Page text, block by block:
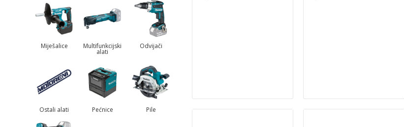
Miješalice Multifunkcijski
alati
Odvijači
Ostali alati Pećnice Pile